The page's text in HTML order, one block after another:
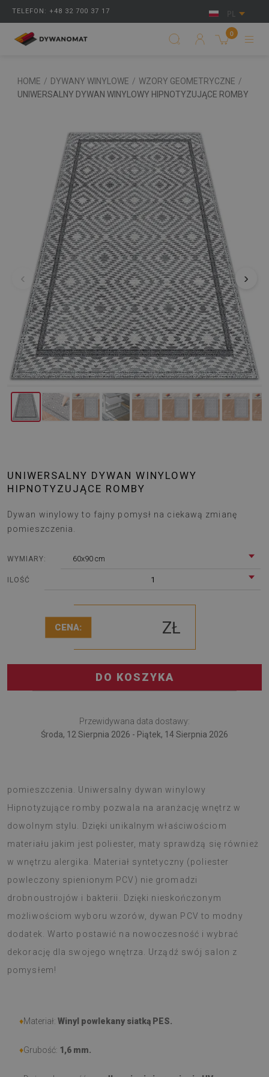
TELEFON: +48 32 700 37 17 PL
0
HOME / DYWANY WINYLOWE / WZORY GEOMETRYCZNE /
UNIWERSALNY DYWAN WINYLOWY HIPNOTYZUJĄCE ROMBY
‹ ›
UNIWERSALNY DYWAN WINYLOWY
HIPNOTYZUJĄCE ROMBY
Dywan winylowy to fajny pomysł na ciekawą zmianę
pomieszczenia.
WYMIARY: 60x90 cm
ILOŚĆ 1
CENA: ZŁ
DO KOSZYKA
Przewidywana data dostawy:
Środa, 12 Sierpnia 2026 - Piątek, 14 Sierpnia 2026
pomieszczenia. Uniwersalny dywan winylowy
Hipnotyzujące romby pozwala na aranżację wnętrz w
dowolnym stylu. Dzięki unikalnym właściwościom
materiału jakim jest poliester, maty sprawdzą się również
w wnętrzu alergika. Materiał syntetyczny (poliester
powleczony spienionym PCV) nie gromadzi
drobnoustrojów i bakterii. Dzięki nieskończonym
możliwościom wyboru wzorów, dywan PCV to modny
dodatek. Warto postawić na nowoczesność i wybrać
dekorację dla swojego wnętrza. Urządź swój salon z
pomysłem!
♦Materiał: Winyl powlekany siatką PES.
♦Grubość: 1,6 mm.